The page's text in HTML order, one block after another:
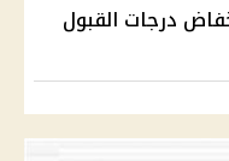
يترقب انخفاض درجات القبول